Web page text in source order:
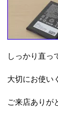
しっかり直っ
大切にお使い
ご来店ありが